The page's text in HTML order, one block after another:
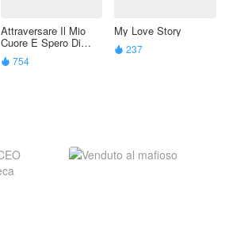
Attraversare Il Mio
Cuore E Spero Di
Morire "Sono Il Jolly"
 754
My Love Story
 237